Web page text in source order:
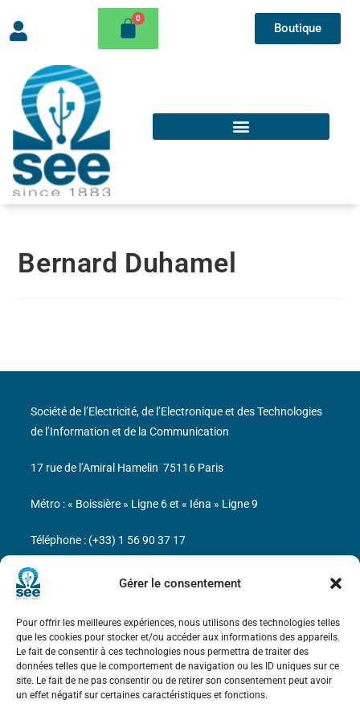
Gérer le consentement
Pour offrir les meilleures expériences, nous utilisons des technologies telles
que les cookies pour stocker et/ou accéder aux informations des appareils.
Le fait de consentir à ces technologies nous permettra de traiter des
données telles que le comportement de navigation ou les ID uniques sur ce
site. Le fait de ne pas consentir ou de retirer son consentement peut avoir
un effet négatif sur certaines caractéristiques et fonctions.
Boutique
Bernard Duhamel
Bicentenaire des découvertes d’André-
Marie Ampère
Mentions légales
Société de l’Electricité, de l’Electronique et des Technologies
de l’Information et de la Communication
17 rue de l’Amiral Hamelin 75116 Paris
Métro : « Boissière » Ligne 6 et « Iéna » Ligne 9
Téléphone : (+33) 1 56 90 37 17
N° de SIREN : 785 393 232, Code APE : 9412Z TVA intra-
communautaire : FR44 785 393 232